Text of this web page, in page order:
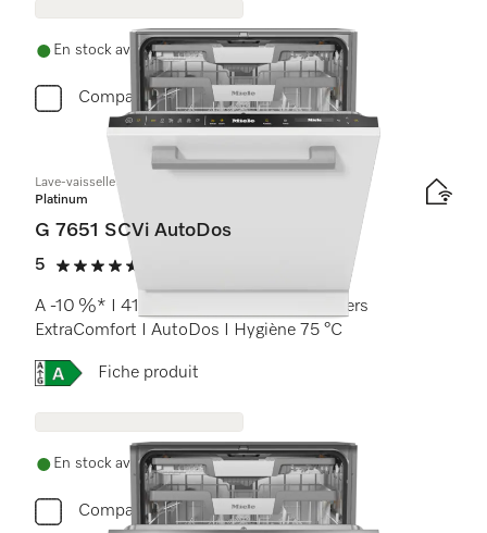
En stock avec livraison gratuite
Comparer
Lave-vaisselle totalement intégrable
Platinum
G 7651 SCVi AutoDos
5
5 étoiles sur 5
A -10 %* I 41 dB I tiroir à couverts I paniers
ExtraComfort I AutoDos I Hygiène 75 °C
Online Label Flag, Étiquette énergétique
Fiche produit
En stock avec livraison gratuite
Comparer